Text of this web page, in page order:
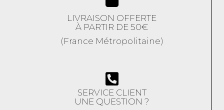
LIVRAISON OFFERTE
À PARTIR DE 50€
(France Métropolitaine)
SERVICE CLIENT
UNE QUESTION ?